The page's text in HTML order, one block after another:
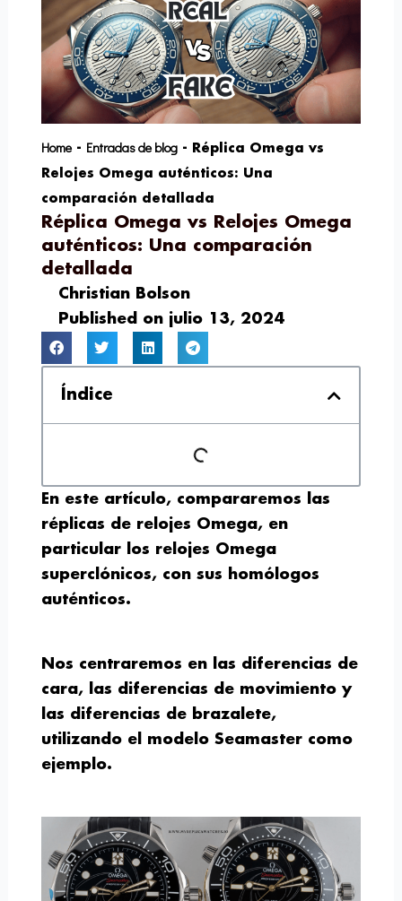
Home - Entradas de blog - Réplica Omega vs
Relojes Omega auténticos: Una
comparación detallada
Réplica Omega vs Relojes Omega
auténticos: Una comparación
detallada
Christian Bolson
Published on julio 13, 2024
Índice
En este artículo, compararemos las
réplicas de relojes Omega, en
particular los relojes Omega
superclónicos, con sus homólogos
auténticos.
Nos centraremos en las diferencias de
cara, las diferencias de movimiento y
las diferencias de brazalete,
utilizando el modelo Seamaster como
ejemplo.